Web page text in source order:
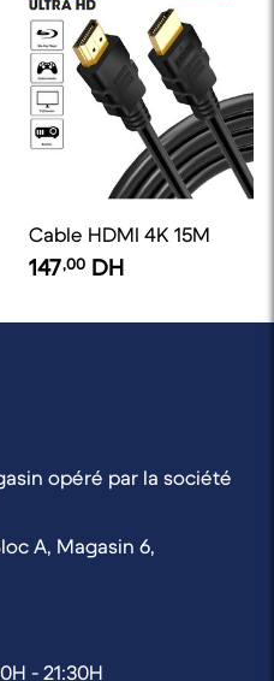
Cable HDMI 4K 15M
147,00 DH
opéré par la société
A, Magasin 6,
- 21:30H